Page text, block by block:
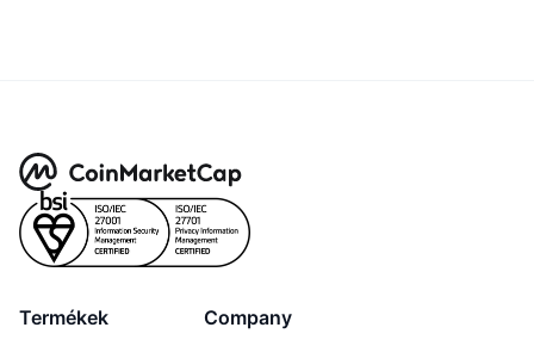
Termékek Company